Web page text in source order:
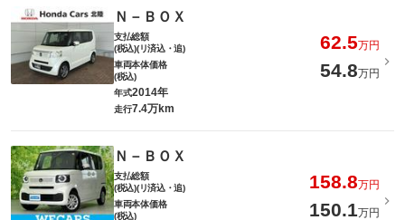
Ｎ－ＢＯＸ
支払総額
(税込)(リ済込・追)
62.5万円
車両本体価格
(税込)
54.8万円
年式2014年
走行7.4万km
Ｎ－ＢＯＸ
支払総額
(税込)(リ済込・追)
158.8万円
車両本体価格
(税込)
150.1万円